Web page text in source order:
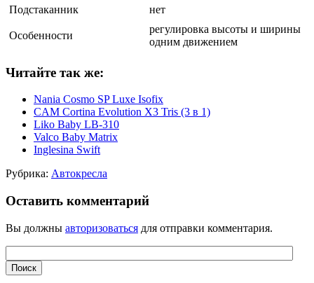
Подстаканник нет
Особенности
регулировка высоты и ширины
одним движением
Читайте так же:
Nania Cosmo SP Luxe Isofix
CAM Cortina Evolution X3 Tris (3 в 1)
Liko Baby LB-310
Valco Baby Matrix
Inglesina Swift
Рубрика: Автокресла
Оставить комментарий
Вы должны авторизоваться для отправки комментария.